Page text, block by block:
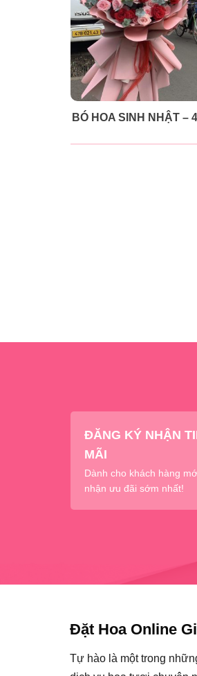
BÓ HOA SINH NHẬT –
ĐĂNG KÝ NHẬN
MÃI
Dành cho khách hàng
nhận ưu đãi sớm nhất!
Đặt Hoa Online
Tự hào là một trong